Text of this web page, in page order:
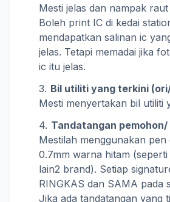
Mesti jelas dan nampak
Boleh print IC di kedai
mendapatkan salinan ic
jelas. Tetapi memadai jika
ic itu jelas.
Bil utiliti yang terkini
Mesti menyertakan bil utiliti
Tandatangan
Mestilah menggunakan pen
0.7mm warna hitam
lain2 brand). Setiap
RINGKAS dan SAMA pada
Jika ada tandatangan yang